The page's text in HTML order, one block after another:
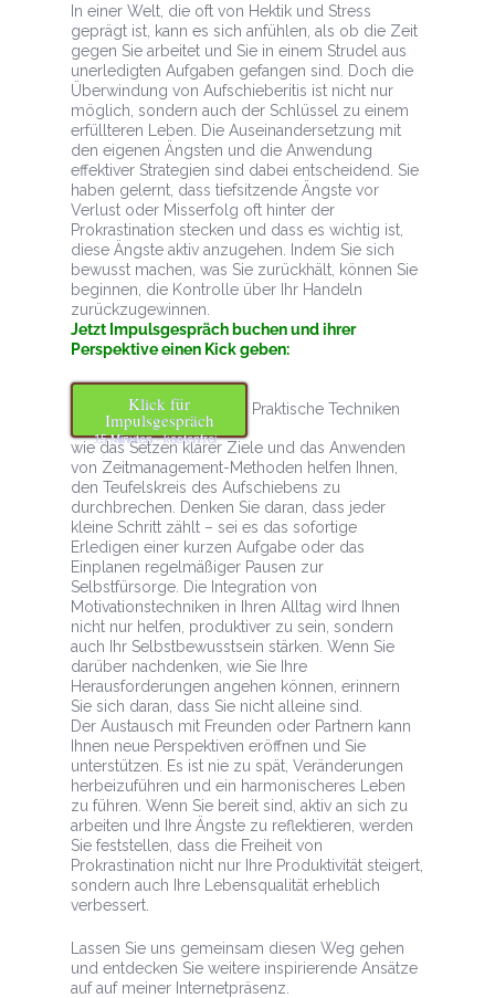
In einer Welt, die oft von Hektik und Stress
geprägt ist, kann es sich anfühlen, als ob die Zeit
gegen Sie arbeitet und Sie in einem Strudel aus
unerledigten Aufgaben gefangen sind. Doch die
Überwindung von Aufschieberitis ist nicht nur
möglich, sondern auch der Schlüssel zu einem
erfüllteren Leben. Die Auseinandersetzung mit
den eigenen Ängsten und die Anwendung
effektiver Strategien sind dabei entscheidend. Sie
haben gelernt, dass tiefsitzende Ängste vor
Verlust oder Misserfolg oft hinter der
Prokrastination stecken und dass es wichtig ist,
diese Ängste aktiv anzugehen. Indem Sie sich
bewusst machen, was Sie zurückhält, können Sie
beginnen, die Kontrolle über Ihr Handeln
zurückzugewinnen.
Jetzt Impulsgespräch buchen und ihrer
Perspektive einen Kick geben:
Klick für
Impulsgespräch
15 Minuten · kostenfrei
Praktische Techniken
wie das Setzen klarer Ziele und das Anwenden
von Zeitmanagement-Methoden helfen Ihnen,
den Teufelskreis des Aufschiebens zu
durchbrechen. Denken Sie daran, dass jeder
kleine Schritt zählt – sei es das sofortige
Erledigen einer kurzen Aufgabe oder das
Einplanen regelmäßiger Pausen zur
Selbstfürsorge. Die Integration von
Motivationstechniken in Ihren Alltag wird Ihnen
nicht nur helfen, produktiver zu sein, sondern
auch Ihr Selbstbewusstsein stärken. Wenn Sie
darüber nachdenken, wie Sie Ihre
Herausforderungen angehen können, erinnern
Sie sich daran, dass Sie nicht alleine sind.
Der Austausch mit Freunden oder Partnern kann
Ihnen neue Perspektiven eröffnen und Sie
unterstützen. Es ist nie zu spät, Veränderungen
herbeizuführen und ein harmonischeres Leben
zu führen. Wenn Sie bereit sind, aktiv an sich zu
arbeiten und Ihre Ängste zu reflektieren, werden
Sie feststellen, dass die Freiheit von
Prokrastination nicht nur Ihre Produktivität steigert,
sondern auch Ihre Lebensqualität erheblich
verbessert.
Lassen Sie uns gemeinsam diesen Weg gehen
und entdecken Sie weitere inspirierende Ansätze
auf auf meiner Internetpräsenz.